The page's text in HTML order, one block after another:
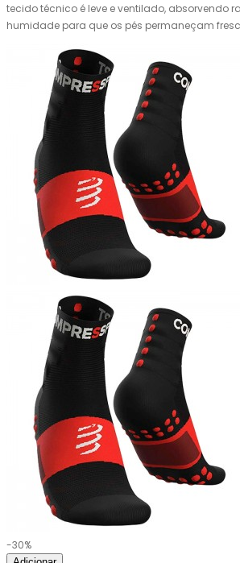
tecido técnico é leve e ventilado, absorvendo
humidade para que os pés permaneçam
-30%